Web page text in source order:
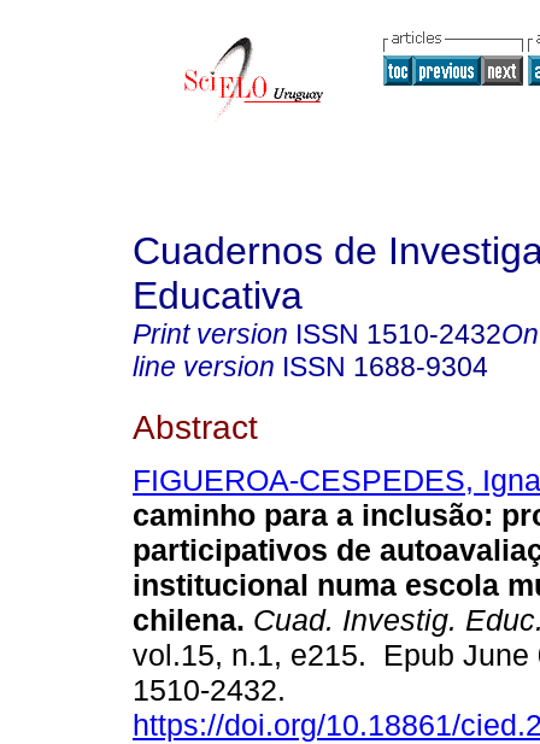
Cuadernos de
Educativa
Print version ISSN 1510-2432
line version ISSN 1688-9304
Abstract
FIGUEROA-CESPEDES,
caminho para a inclusão:
participativos de
institucional numa escola
chilena. Cuad. Investig.
vol.15, n.1, e215. Epub June
1510-2432.
https://doi.org/10.18861/